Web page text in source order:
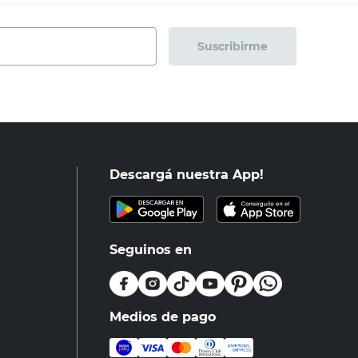
Suscribirme
Descargá nuestra App!
Seguinos en
Medios de pago